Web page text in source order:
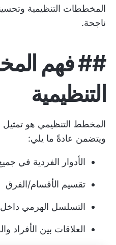
المخططات التنظيمية
ناجحة.
##فهم
التنظيمية
المخطط التنظيمي هو
ويتضمن عادةً ما يلي:
الأدوار الفردية في
تقسيم الأقسام/الفرق
التسلسل الهرمي
العلاقات بين الأفراد